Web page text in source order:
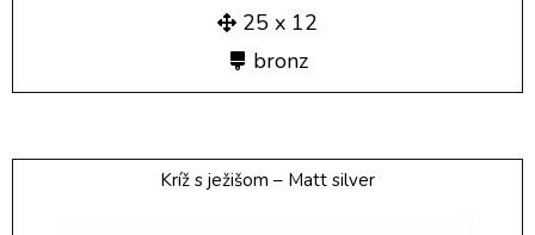
25 x 12
bronz
Kríž s ježišom – Matt silver